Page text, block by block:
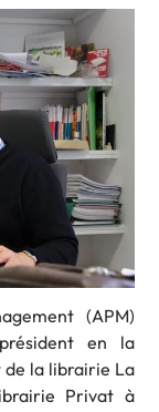
(APM)
en la
de la librairie La
Privat à